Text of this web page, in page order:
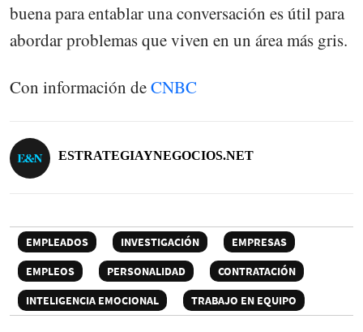
buena para entablar una conversación es útil para
abordar problemas que viven en un área más gris.
Con información deCNBC
ESTRATEGIAYNEGOCIOS.NET
EMPLEADOS INVESTIGACIÓN
EMPRESAS
EMPLEOS
PERSONALIDAD
CONTRATACIÓN
INTELIGENCIA EMOCIONAL
TRABAJO EN EQUIPO